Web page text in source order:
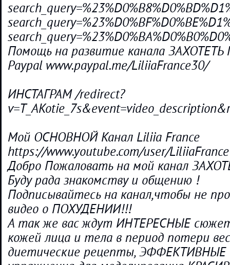
Помощь на развитие канала ЗАХОТЕТЬ
Paypal www.paypal.me/LiliiaFrance30/
ИНСТАГРАМ /redirect?
Мой ОСНОВНОЙ Канал Liliia France
https://www.youtube.com/user/LiliiaFrance
Добро Пожаловать на мой канал
Буду рада знакомству и общению !
Подписывайтесь на канал,чтобы не
видео о ПОХУДЕНИИ!!!
А так же вас ждут ИНТЕРЕСНЫЕ
кожей лица и тела в период потери
диетические рецепты, ЭФФЕКТИВНЫЕ